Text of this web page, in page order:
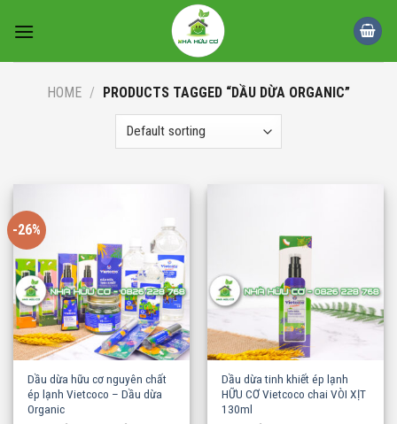
HOME / PRODUCTS TAGGED “DẦU DỪA ORGANIC”
-26%
Dầu dừa hữu cơ nguyên chất
ép lạnh Vietcoco – Dầu dừa
Organic
Dầu dừa tinh khiết ép lạnh
HỮU CƠ Vietcoco chai VÒI XỊT
130ml